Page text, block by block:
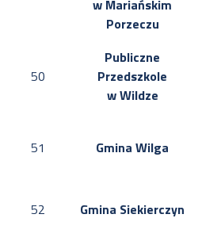
w Mariańskim
Porzeczu
50
Publiczne
Przedszkole
w Wildze
51 Gmina Wilga
52 Gmina Siekierczyn